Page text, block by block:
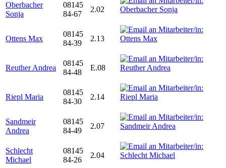
Oberbacher
Sonja
08145
84-67
2.02
Ottens Max
08145
84-39
2.13
Reuther Andrea
08145
84-48
E.08
Riepl Maria
08145
84-30
2.14
Sandmeir
Andrea
08145
84-49
2.07
Schlecht
Michael
08145
84-26
2.04